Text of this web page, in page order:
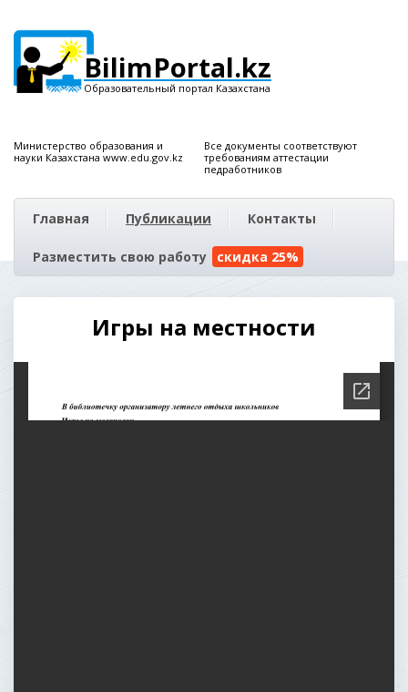
BilimPortal.kz
Образовательный портал Казахстана
Министерство образования и
науки Казахстана www.edu.gov.kz
Все документы соответствуют
требованиям аттестации
педработников
Главная Публикации Контакты
Разместить свою работу скидка 25%
Игры на местности